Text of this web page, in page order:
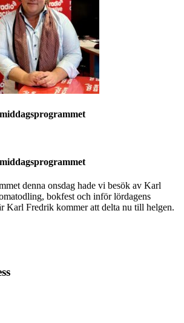
denna onsdag hade vi besök av Karl
bokfest och inför lördagens
Karl Fredrik kommer att delta nu till helgen.